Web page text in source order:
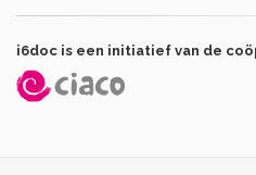
i6doc is een initiatief van de